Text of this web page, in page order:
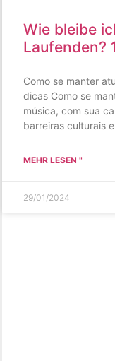
Wie bleibe
Laufenden?
Como se manter
dicas Como se
música, com sua
barreiras culturais
MEHR LESEN "
29/01/2024